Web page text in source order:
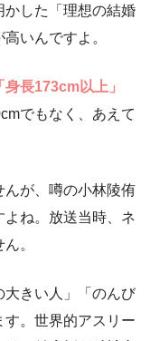
かした「理想の結婚
いんですよ。
身長173cm以上」
でもなく、あえて
んが、噂の小林陵侑
よね。放送当時、ネ
。
大きい人」「のんび
す。世界的アスリー